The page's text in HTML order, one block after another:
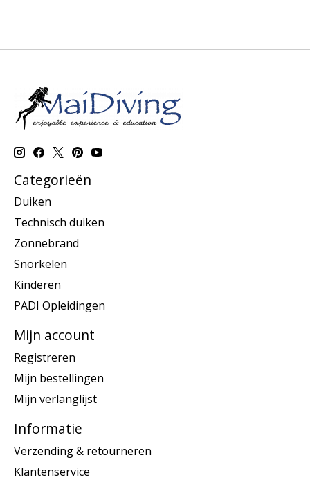
Categorieën
Duiken
Technisch duiken
Zonnebrand
Snorkelen
Kinderen
PADI Opleidingen
Mijn account
Registreren
Mijn bestellingen
Mijn verlanglijst
Informatie
Verzending & retourneren
Klantenservice